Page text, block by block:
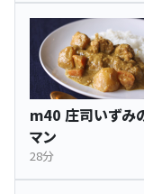
m40 庄司いずみ
マン
28分